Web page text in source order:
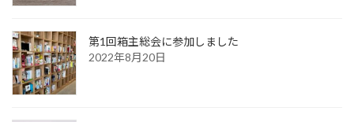
第1回箱主総会に参加しました
2022年8月20日